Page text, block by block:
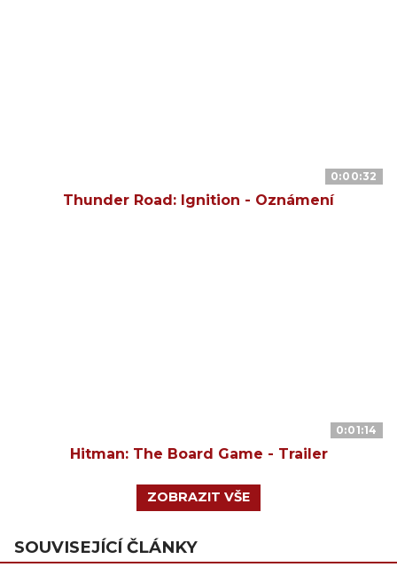
0:00:32
Thunder Road: Ignition - Oznámení
0:01:14
Hitman: The Board Game - Trailer
ZOBRAZIT VŠE
SOUVISEJÍCÍ ČLÁNKY